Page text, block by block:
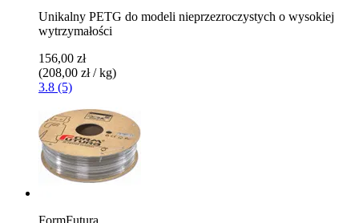
Unikalny PETG do modeli nieprzezroczystych o wysokiej
wytrzymałości
156,00 zł
(208,00 zł / kg)
3.8 (5)
FormFutura